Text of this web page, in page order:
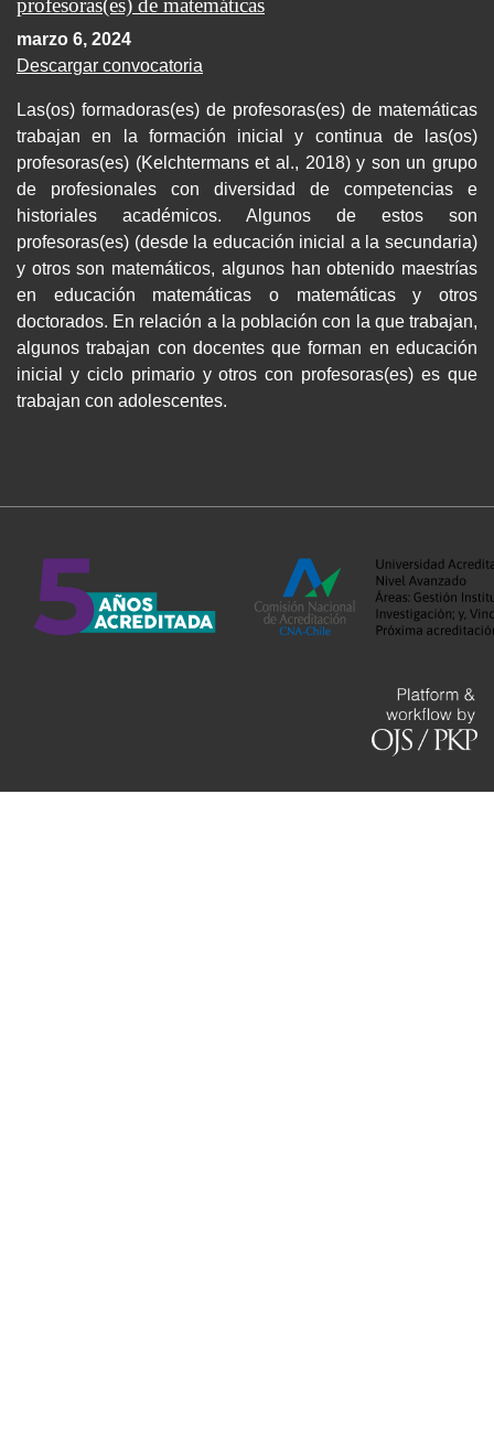
profesoras(es) de matemáticas
marzo 6, 2024
Descargar convocatoria
Las(os) formadoras(es) de profesoras(es) de matemáticas
trabajan en la formación inicial y continua de las(os)
profesoras(es) (Kelchtermans et al., 2018) y son un grupo
de profesionales con diversidad de competencias e
historiales académicos. Algunos de estos son
profesoras(es) (desde la educación inicial a la secundaria)
y otros son matemáticos, algunos han obtenido maestrías
en educación matemáticas o matemáticas y otros
doctorados. En relación a la población con la que trabajan,
algunos trabajan con docentes que forman en educación
inicial y ciclo primario y otros con profesoras(es) es que
trabajan con adolescentes.